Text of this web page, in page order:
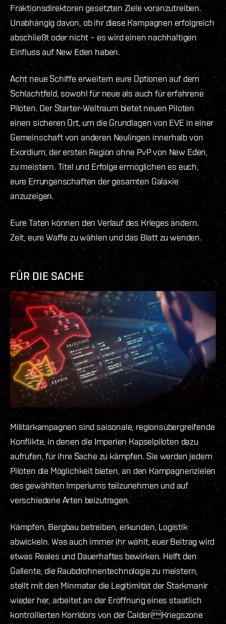
Fraktionsdirektoren gesetzten Ziele voranzutreiben.
Unabhängig davon, ob ihr diese Kampagnen erfolgreich
abschließt oder nicht – es wird einen nachhaltigen
Einfluss auf New Eden haben.
Acht neue Schiffe erweitern eure Optionen auf dem
Schlachtfeld, sowohl für neue als auch für erfahrene
Piloten. Der Starter-Weltraum bietet neuen Piloten
einen sicheren Ort, um die Grundlagen von EVE in einer
Gemeinschaft von anderen Neulingen innerhalb von
Exordium, der ersten Region ohne PvP von New Eden,
zu meistern. Titel und Erfolge ermöglichen es euch,
eure Errungenschaften der gesamten Galaxie
anzuzeigen.
Eure Taten können den Verlauf des Krieges ändern.
Zeit, eure Waffe zu wählen und das Blatt zu wenden.
FÜR DIE SACHE
Militärkampagnen sind saisonale, regionsübergreifende
Konflikte, in denen die Imperien Kapselpiloten dazu
aufrufen, für ihre Sache zu kämpfen. Sie werden jedem
Piloten die Möglichkeit bieten, an den Kampagnenzielen
des gewählten Imperiums teilzunehmen und auf
verschiedene Arten beizutragen.
Kämpfen, Bergbau betreiben, erkunden, Logistik
abwickeln. Was auch immer ihr wählt, euer Beitrag wird
etwas Reales und Dauerhaftes bewirken. Helft den
Gallente, die Raubdrohnentechnologie zu meistern,
stellt mit den Minmatar die Legitimität der Starkmanir
wieder her, arbeitet an der Eröffnung eines staatlich
kontrollierten Korridors von der CaldariKriegszone